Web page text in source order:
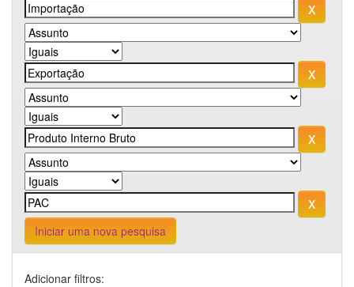
Iniciar uma nova pesquisa
Adicionar filtros: